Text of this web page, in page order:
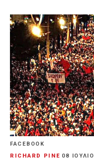
FACEBOOK
RICHARD PINE 08